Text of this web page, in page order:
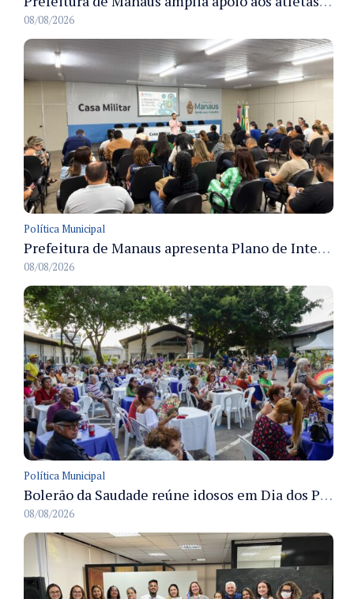
08/08/2026
Política Municipal
Prefeitura de Manaus apresenta Plano de Integridade da CGM e qualifica servidores para governança e conformidade no biênio 2027-2028
08/08/2026
Política Municipal
Bolerão da Saudade reúne idosos em Dia dos Pais promovido pela Fundação Dr. Thomas em Manaus
08/08/2026